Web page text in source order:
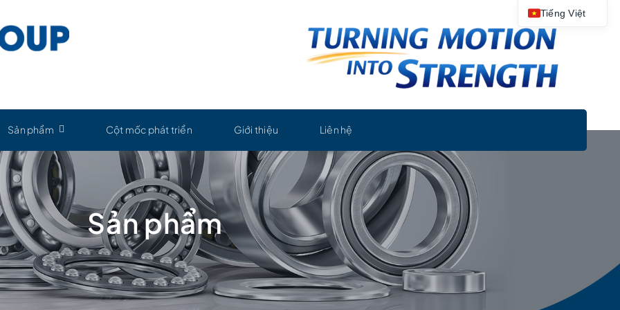
Sản phẩm Cột mốc phát triển Giới thiệu Liên hệ
Sản phẩm
Tiếng Việt